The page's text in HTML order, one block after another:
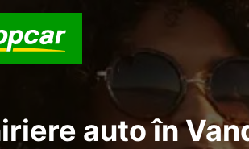
auto în